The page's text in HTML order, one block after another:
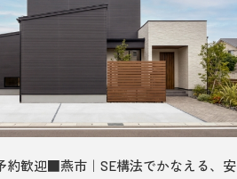
約歓迎■燕市｜SE構法でかなえる、安